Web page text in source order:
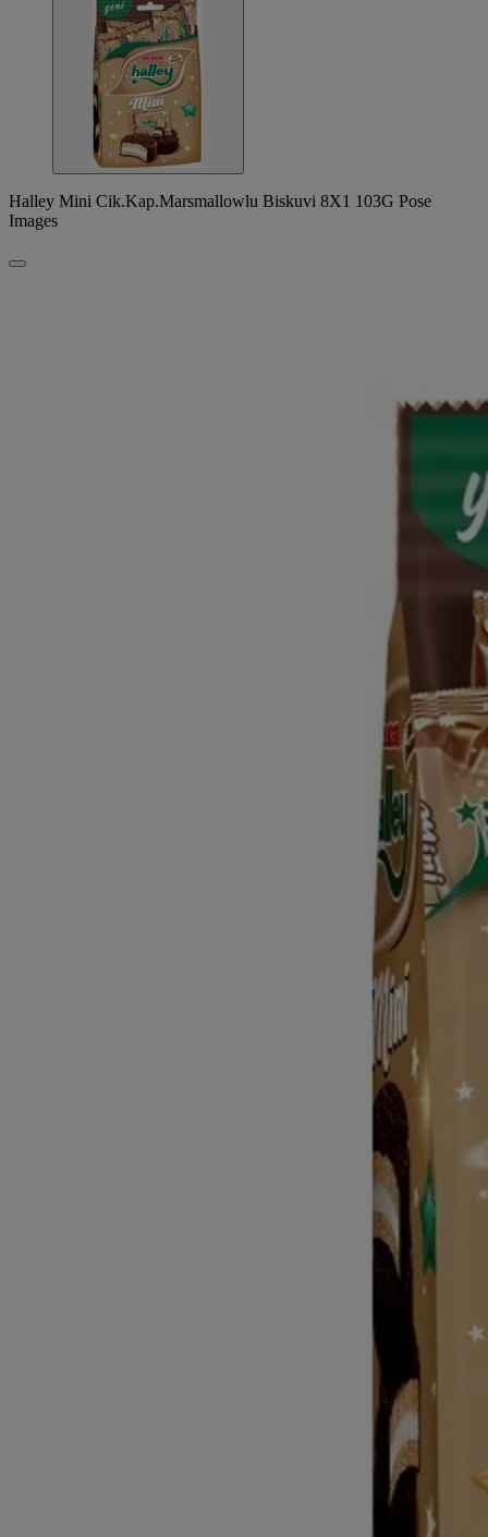
Halley Mini Cik.Kap.Marsmallowlu Biskuvi 8X1 103G Pose
Images